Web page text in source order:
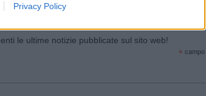
Privacy Policy
le ultime notizie pubblicate sul sito web!
* campo